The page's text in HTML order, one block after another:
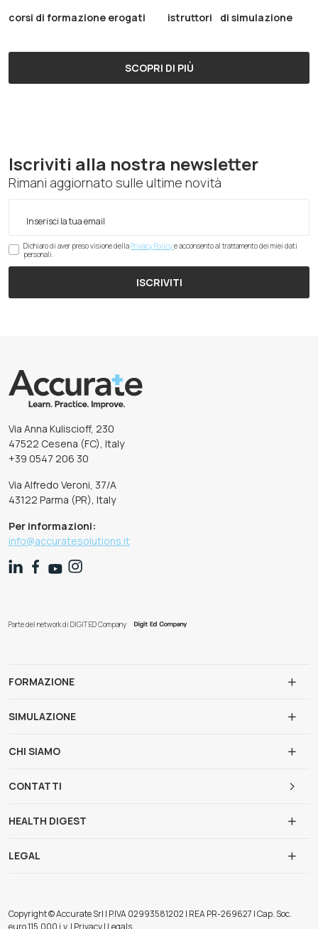
corsi di formazione erogati istruttori di simulazione
SCOPRI DI PIÙ
Iscriviti alla nostra newsletter
Rimani aggiornato sulle ultime novità
Dichiaro di aver preso visione dellaPrivacy Policye acconsento al trattamento dei miei dati
personali.
ISCRIVITI
Via Anna Kuliscioff, 230
47522 Cesena (FC), Italy
+39 0547 206 30
Via Alfredo Veroni, 37/A
43122 Parma (PR), Italy
Per informazioni:
info@accuratesolutions.it
Parte del network di DIGIT ED Company
FORMAZIONE
SIMULAZIONE
CHI SIAMO
CONTATTI
HEALTH DIGEST
LEGAL
Copyright © Accurate Srl | P.IVA 02993581202 | REA PR-269627 | Cap. Soc.
euro 115.000 i.v. | Privacy | Legals